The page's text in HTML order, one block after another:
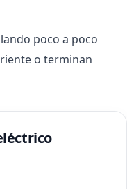
poco a poco
o terminan